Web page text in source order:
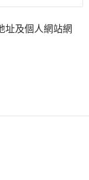
址及個人網站網